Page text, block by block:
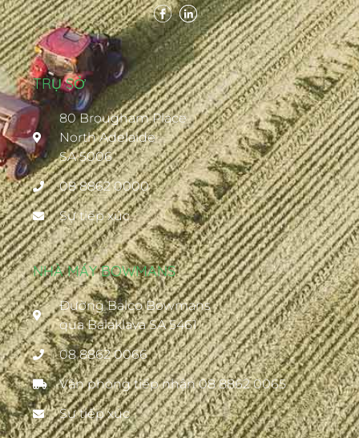
TRỤ SỞ
80 Brougham Place
North Adelaide
SA 5006
08 8862 0000
Sự tiếp xúc
NHÀ MÁY BOWMANS
Đường Balco Bowmans
qua Balaklava SA 5461
08 8862 0066
Văn phòng tiếp nhận 08 8862 0065
Sự tiếp xúc